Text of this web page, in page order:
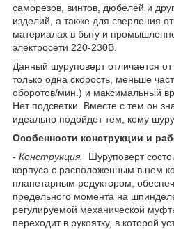
саморезов, винтов, дюбелей и
изделий, а также для сверления
материалах в быту и
электросети 220-230В.
Данный шуруповерт отличается
только одна скорость, меньше
оборотов/мин.) и максимальный
Нет подсветки. Вместе с тем он
идеально подойдет тем, кому
Особенности конструкции и
- Конструкция.
Шуруповерт
корпуса с расположенным в нем
планетарным редуктором,
предельного момента на
регулируемой механической
переходит в рукоятку, в которой